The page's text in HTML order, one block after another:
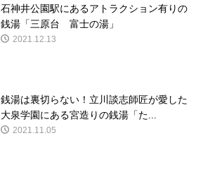
石神井公園駅にあるアトラクション有りの
銭湯「三原台 富士の湯」
2021.12.13
銭湯は裏切らない！立川談志師匠が愛した
大泉学園にある宮造りの銭湯「た...
2021.11.05